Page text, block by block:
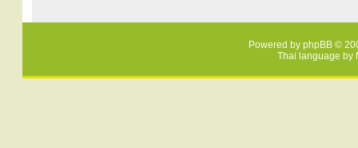
Powered by phpBB ©
Thai language by